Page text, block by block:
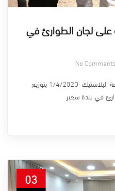
على لجان الطوارئ في
No Comments
قامت شركة الأمير لتجارة وصناعة البلاستيك 1/4/2020 بتوزيع
في بلدة سعير
03